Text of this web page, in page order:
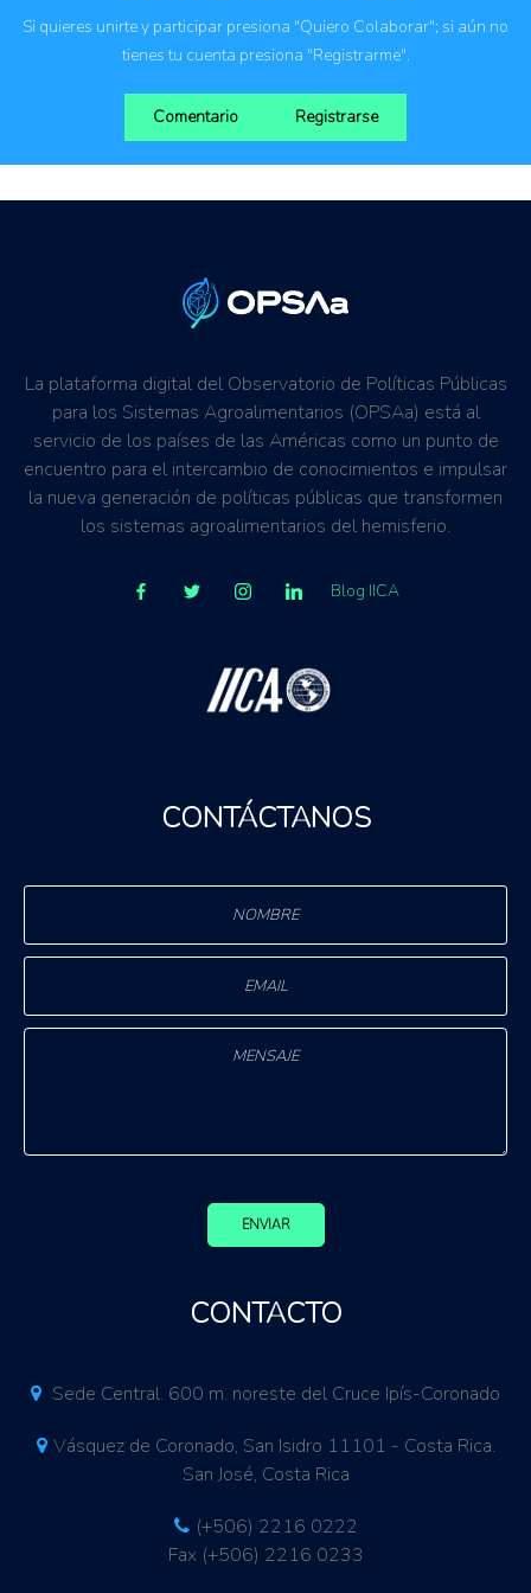
Si quieres unirte y participar presiona "Quiero Colaborar"; si aún no
tienes tu cuenta presiona "Registrarme".
Comentario Registrarse
La plataforma digital del Observatorio de Políticas Públicas
para los Sistemas Agroalimentarios (OPSAa) está al
servicio de los países de las Américas como un punto de
encuentro para el intercambio de conocimientos e impulsar
la nueva generación de políticas públicas que transformen
los sistemas agroalimentarios del hemisferio.
Blog IICA
CONTÁCTANOS
ENVIAR
CONTACTO
Sede Central. 600 m. noreste del Cruce Ipís-Coronado
Vásquez de Coronado, San Isidro 11101 - Costa Rica.
San José, Costa Rica
(+506) 2216 0222
Fax (+506) 2216 0233